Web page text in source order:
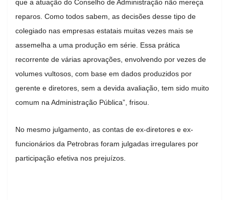
que a atuação do Conselho de Administração não mereça
reparos. Como todos sabem, as decisões desse tipo de
colegiado nas empresas estatais muitas vezes mais se
assemelha a uma produção em série. Essa prática
recorrente de várias aprovações, envolvendo por vezes de
volumes vultosos, com base em dados produzidos por
gerente e diretores, sem a devida avaliação, tem sido muito
comum na Administração Pública”, frisou.
No mesmo julgamento, as contas de ex-diretores e ex-
funcionários da Petrobras foram julgadas irregulares por
participação efetiva nos prejuízos.